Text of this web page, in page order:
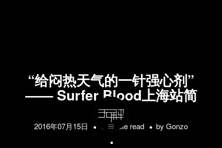
“给闷热天气的一针强心剂”
—— Surfer Blood上海站简
评
2016年07月15日 1 minute read by Gonzo